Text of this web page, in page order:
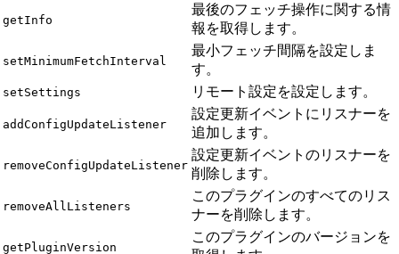
getInfo
最後のフェッチ操作に関する情
報を取得します。
setMinimumFetchInterval
最小フェッチ間隔を設定しま
す。
setSettings リモート設定を設定します。
addConfigUpdateListener
設定更新イベントにリスナーを
追加します。
removeConfigUpdateListener
設定更新イベントのリスナーを
削除します。
removeAllListeners
このプラグインのすべてのリス
ナーを削除します。
getPluginVersion
このプラグインのバージョンを